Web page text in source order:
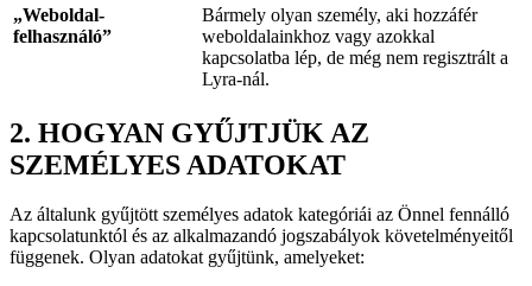
„Weboldal-
felhasználó”
Bármely olyan személy, aki hozzáfér
weboldalainkhoz vagy azokkal
kapcsolatba lép, de még nem regisztrált a
Lyra-nál.
2. HOGYAN GYŰJTJÜK AZ
SZEMÉLYES ADATOKAT
Az általunk gyűjtött személyes adatok kategóriái az Önnel fennálló
kapcsolatunktól és az alkalmazandó jogszabályok követelményeitől
függenek. Olyan adatokat gyűjtünk, amelyeket: